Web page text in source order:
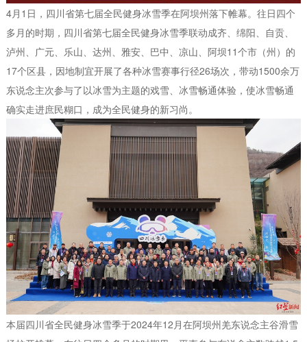
4月1日，四川省第七届全民健身冰雪季在阿坝州落下帷幕。往日四个
多月的时期，四川省第七届全民健身冰雪季联动成齐、绵阳、自贡、
泸州、广元、乐山、达州、雅安、巴中、凉山、阿坝11个市（州）的
17个区县，因地制宜开展了各种冰雪赛事行径26场次，带动1500余万
东说念主次参与了以冰雪为主题的戏雪、冰雪畅通体验，使冰雪畅通
确实走进庶民糊口，成为全民健身的新习尚。
本届四川省全民健身冰雪季于2024年12月在阿坝州羌东说念主谷滑雪